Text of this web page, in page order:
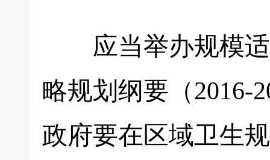
应当举办规模适
略规划纲要（2016-
政府要在区域卫生